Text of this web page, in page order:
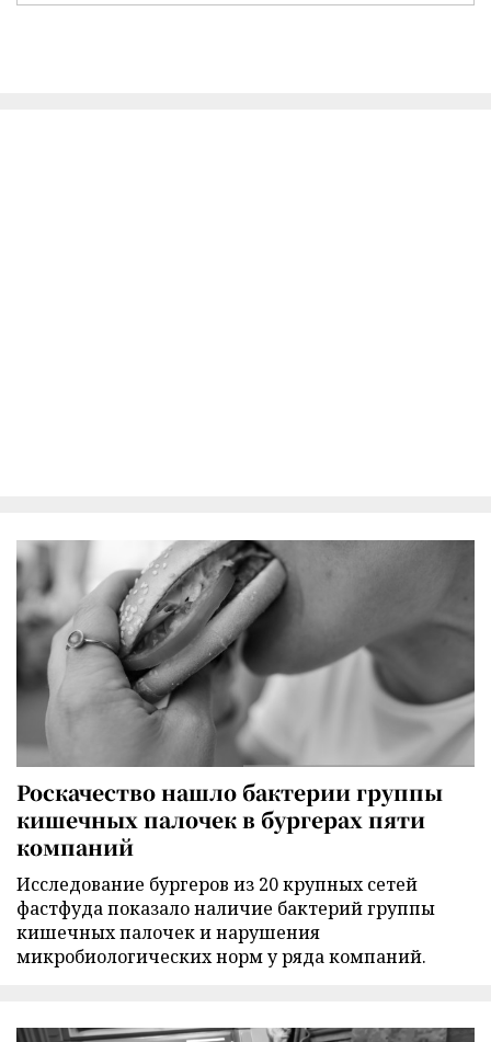
Роскачество нашло бактерии группы
кишечных палочек в бургерах пяти
компаний
Исследование бургеров из 20 крупных сетей
фастфуда показало наличие бактерий группы
кишечных палочек и нарушения
микробиологических норм у ряда компаний.